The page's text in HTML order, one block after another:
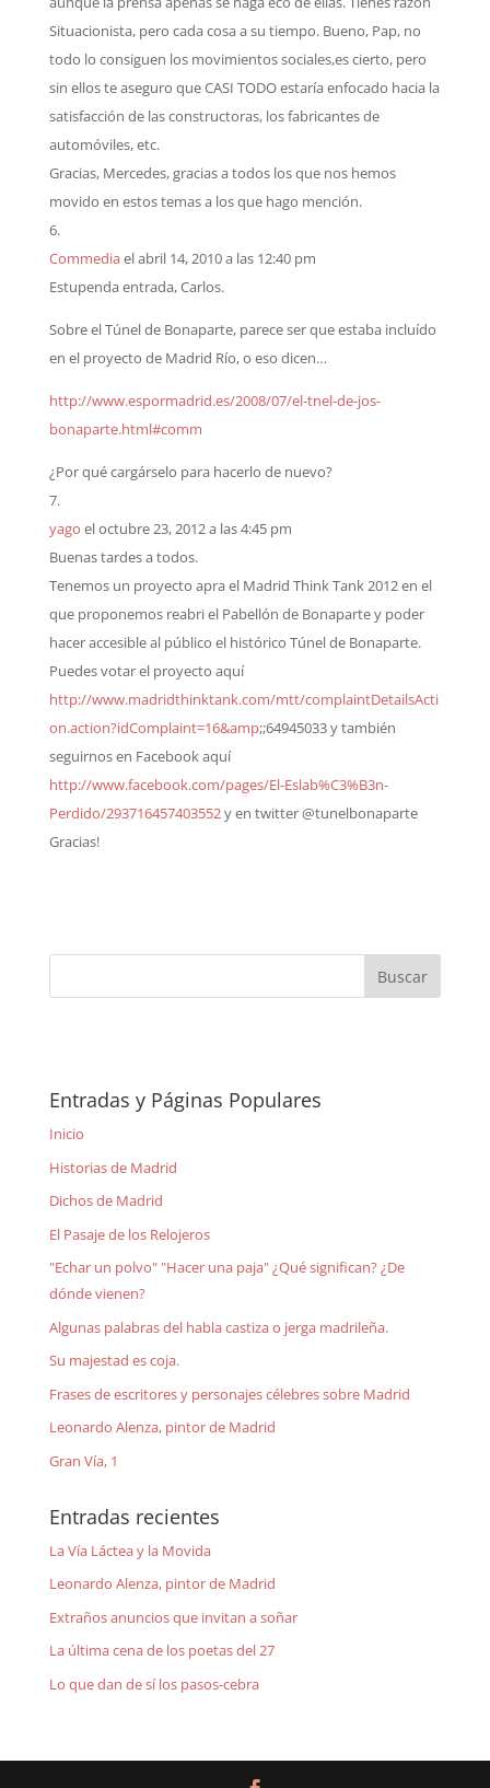
Situacionista, pero cada cosa a su tiempo. Bueno, Pap, no
todo lo consiguen los movimientos sociales,es cierto, pero
sin ellos te aseguro que CASI TODO estaría enfocado hacia la
satisfacción de las constructoras, los fabricantes de
automóviles, etc.
Gracias, Mercedes, gracias a todos los que nos hemos
movido en estos temas a los que hago mención.
Commediael abril 14, 2010 a las 12:40 pm
Estupenda entrada, Carlos.
Sobre el Túnel de Bonaparte, parece ser que estaba incluído
en el proyecto de Madrid Río, o eso dicen…
http://www.espormadrid.es/2008/07/el-tnel-de-jos-
bonaparte.html#comm
¿Por qué cargárselo para hacerlo de nuevo?
yago el octubre 23, 2012 a las 4:45 pm
Buenas tardes a todos.
Tenemos un proyecto apra el Madrid Think Tank 2012 en el
que proponemos reabri el Pabellón de Bonaparte y poder
hacer accesible al público el histórico Túnel de Bonaparte.
Puedes votar el proyecto aquí
http://www.madridthinktank.com/mtt/complaintDetailsActi
on.action?idComplaint=16&amp;;64945033 y también
seguirnos en Facebook aquí
http://www.facebook.com/pages/El-Eslab%C3%B3n-
Perdido/293716457403552y en twitter @tunelbonaparte
Gracias!
Entradas y Páginas Populares
Inicio
Historias de Madrid
Dichos de Madrid
El Pasaje de los Relojeros
"Echar un polvo" "Hacer una paja" ¿Qué significan? ¿De
dónde vienen?
Algunas palabras del habla castiza o jerga madrileña.
Su majestad es coja.
Frases de escritores y personajes célebres sobre Madrid
Leonardo Alenza, pintor de Madrid
Gran Vía, 1
Entradas recientes
La Vía Láctea y la Movida
Leonardo Alenza, pintor de Madrid
Extraños anuncios que invitan a soñar
La última cena de los poetas del 27
Lo que dan de sí los pasos-cebra